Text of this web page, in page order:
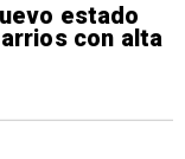
estado
con alta